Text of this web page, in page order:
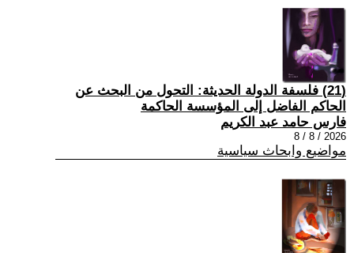
(21) فلسفة الدولة الحديثة: التحول من البحث عن
الحاكم الفاضل إلى المؤسسة الحاكمة
فارس حامد عبد الكريم
2026 / 8 / 8
مواضيع وابحاث سياسية